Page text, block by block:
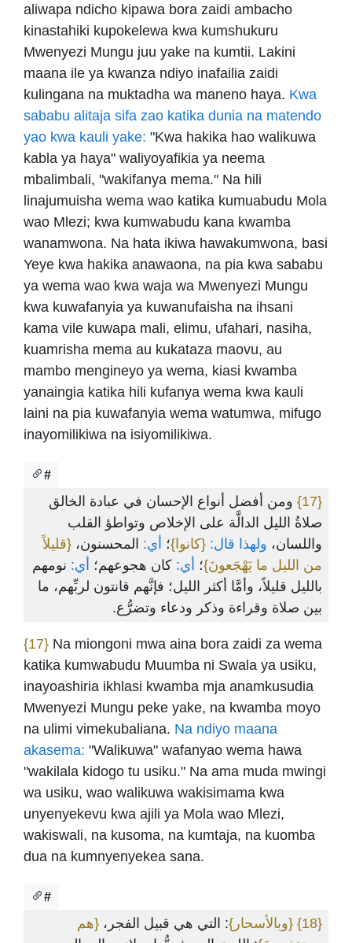
aliwapa ndicho kipawa bora zaidi ambacho
kinastahiki kupokelewa kwa kumshukuru
Mwenyezi Mungu juu yake na kumtii. Lakini
maana ile ya kwanza ndiyo inafailia zaidi
kulingana na muktadha wa maneno haya. Kwa
sababu alitaja sifa zao katika dunia na matendo
yao kwa kauli yake: "Kwa hakika hao walikuwa
kabla ya haya" waliyoyafikia ya neema
mbalimbali, "wakifanya mema." Na hili
linajumuisha wema wao katika kumuabudu Mola
wao Mlezi; kwa kumwabudu kana kwamba
wanamwona. Na hata ikiwa hawakumwona, basi
Yeye kwa hakika anawaona, na pia kwa sababu
ya wema wao kwa waja wa Mwenyezi Mungu
kwa kuwafanyia ya kuwanufaisha na ihsani
kama vile kuwapa mali, elimu, ufahari, nasiha,
kuamrisha mema au kukataza maovu, au
mambo mengineyo ya wema, kiasi kwamba
yanaingia katika hili kufanya wema kwa kauli
laini na pia kuwafanyia wema watumwa, mifugo
inayomilikiwa na isiyomilikiwa.
#
{17}
ومن أفضل أنواع الإحسان في عبادة الخالق
صلاةُ الليل الدالَّة على الإخلاص وتواطؤ القلب
واللسان، ولهذا قال: {كانوا}؛ أي: المحسنون، {قليلاً
من الليل ما يَهْجَعونَ}؛ أي: كان هجوعهم؛ أي: نومهم
بالليل قليلاً، وأمَّا أكثر الليل؛ فإنَّهم قانتون لربِّهم، ما
بين صلاة وقراءة وذكر ودعاء وتضرُّع.
{17} Na miongoni mwa aina bora zaidi za wema
katika kumwabudu Muumba ni Swala ya usiku,
inayoashiria ikhlasi kwamba mja anamkusudia
Mwenyezi Mungu peke yake, na kwamba moyo
na ulimi vimekubaliana. Na ndiyo maana
akasema: "Walikuwa" wafanyao wema hawa
"wakilala kidogo tu usiku." Na ama muda mwingi
wa usiku, wao walikuwa wakisimama kwa
unyenyekevu kwa ajili ya Mola wao Mlezi,
wakiswali, na kusoma, na kumtaja, na kuomba
dua na kumnyenyekea sana.
#
{18} {وبالأسحار}: التي هي قبيل الفجر، {هم